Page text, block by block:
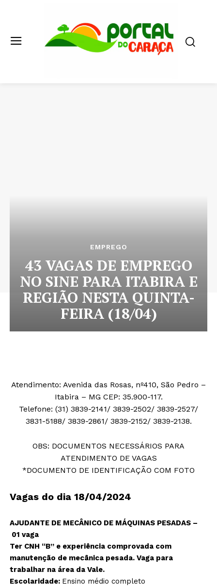
EMPREGO
43 VAGAS DE EMPREGO
NO SINE PARA ITABIRA E
REGIÃO NESTA QUINTA-
FEIRA (18/04)
Atendimento: Avenida das Rosas, nº410, São Pedro –
Itabira – MG CEP: 35.900-117.
Telefone: (31) 3839-2141/ 3839-2502/ 3839-2527/
3831-5188/ 3839-2861/ 3839-2152/ 3839-2138.
OBS: DOCUMENTOS NECESSÁRIOS PARA
ATENDIMENTO DE VAGAS
*DOCUMENTO DE IDENTIFICAÇÃO COM FOTO
Vagas do dia 18/04/2024
AJUDANTE DE MECÂNICO DE MÁQUINAS PESADAS –
01 vaga
Ter CNH “B” e experiência comprovada com
manutenção de mecânica pesada. Vaga para
trabalhar na área da Vale.
Escolaridade: Ensino médio completo